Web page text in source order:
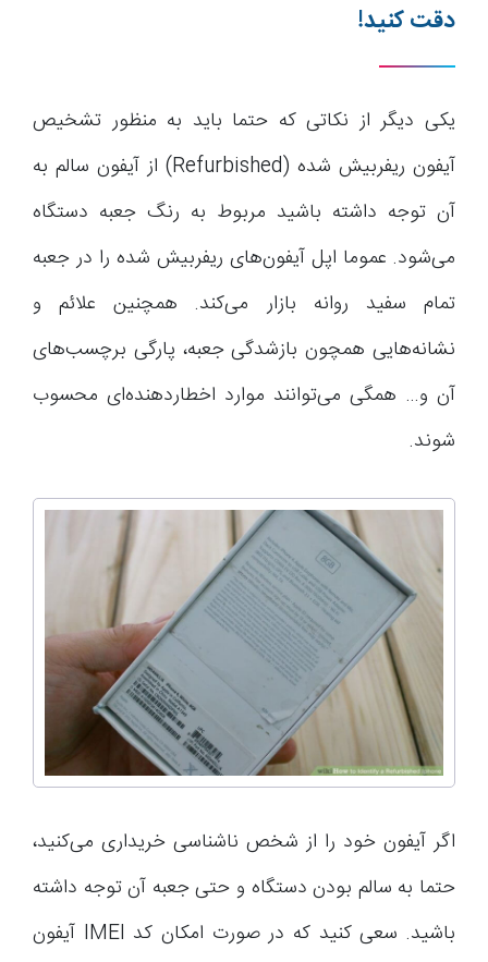
دقت کنید!
یکی دیگر از نکاتی که حتما باید به منظور تشخیص
آیفون ریفربیش شده (Refurbished) از آیفون سالم به
آن توجه داشته باشید مربوط به رنگ جعبه دستگاه
می‌شود. عموما اپل آیفون‌های ریفربیش شده را در جعبه
تمام سفید روانه بازار می‌کند. همچنین علائم و
نشانه‌هایی همچون بازشدگی جعبه، پارگی برچسب‌های
آن و… همگی می‌توانند موارد اخطاردهنده‌ای محسوب
شوند.
اگر آیفون خود را از شخص ناشناسی خریداری می‌کنید،
حتما به سالم بودن دستگاه و حتی جعبه آن توجه داشته
باشید. سعی کنید که در صورت امکان کد IMEI آیفون